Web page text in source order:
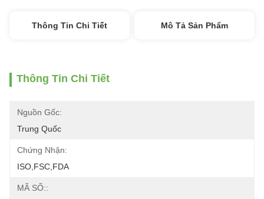
Thông Tin Chi Tiết Mô Tả Sản Phẩm
Thông Tin Chi Tiết
Nguồn Gốc:
Trung Quốc
Chứng Nhận:
ISO,FSC,FDA
MÃ SỐ::